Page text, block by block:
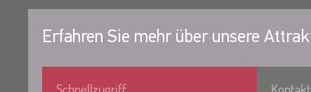
Erfahren Sie mehr über unsere